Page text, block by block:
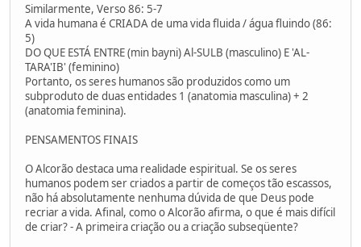
Similarmente, Verso 86: 5-7
A vida humana é CRIADA de uma vida fluida / água fluindo (86:
5)
DO QUE ESTÁ ENTRE (min bayni) Al-SULB (masculino) E 'AL-
TARA'IB' (feminino)
Portanto, os seres humanos são produzidos como um
subproduto de duas entidades 1 (anatomia masculina) + 2
(anatomia feminina).
PENSAMENTOS FINAIS
O Alcorão destaca uma realidade espiritual. Se os seres
humanos podem ser criados a partir de começos tão escassos,
não há absolutamente nenhuma dúvida de que Deus pode
recriar a vida. Afinal, como o Alcorão afirma, o que é mais difícil
de criar? - A primeira criação ou a criação subseqüente?